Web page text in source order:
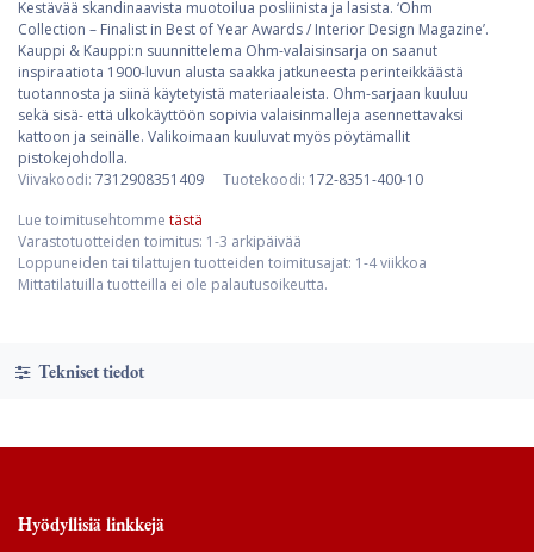
Kestävää skandinaavista muotoilua posliinista ja lasista. ‘Ohm
Collection – Finalist in Best of Year Awards / Interior Design Magazine’.
Kauppi & Kauppi:n suunnittelema Ohm-valaisinsarja on saanut
inspiraatiota 1900-luvun alusta saakka jatkuneesta perinteikkäästä
tuotannosta ja siinä käytetyistä materiaaleista. Ohm-sarjaan kuuluu
sekä sisä- että ulkokäyttöön sopivia valaisinmalleja asennettavaksi
kattoon ja seinälle. Valikoimaan kuuluvat myös pöytämallit
pistokejohdolla.
Viivakoodi: 7312908351409 Tuotekoodi: 172-8351-400-10
Lue toimitusehtomme tästä
Varastotuotteiden toimitus: 1-3 arkipäivää
Loppuneiden tai tilattujen tuotteiden toimitusajat: 1-4 viikkoa
Mittatilatuilla tuotteilla ei ole palautusoikeutta.
Tekniset tiedot
Hyödyllisiä linkkejä